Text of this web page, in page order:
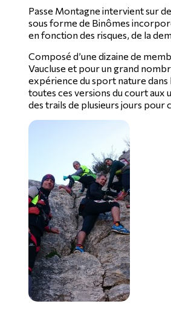
Passe Montagne intervient sur
sous forme de Binômes
en fonction des risques, de la
Composé d’une dizaine de
Vaucluse et pour un grand
expérience du sport nature dans
toutes ces versions du court aux
des trails de plusieurs jours pour